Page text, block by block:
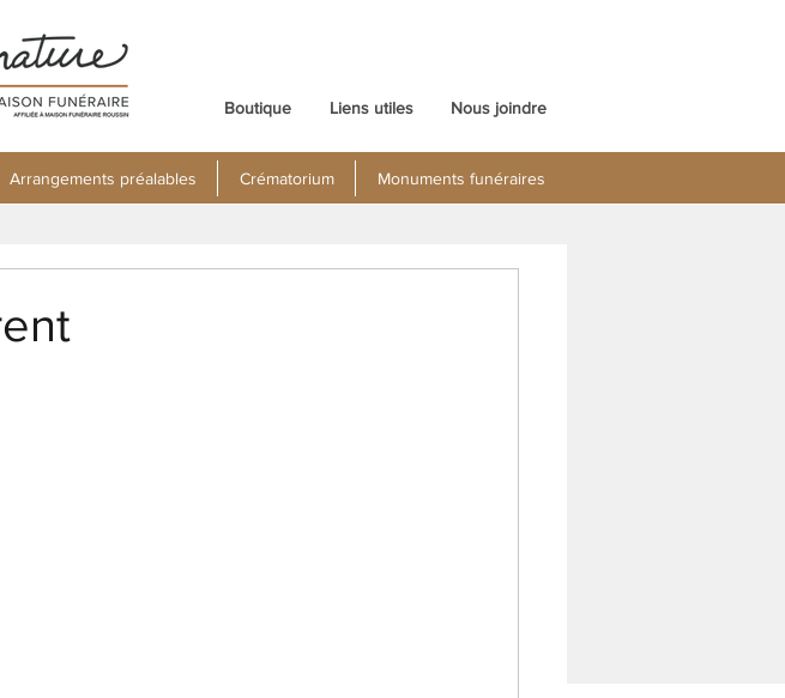
Boutique Liens utiles Nous joindre
Arrangements préalables Crématorium Monuments funéraires